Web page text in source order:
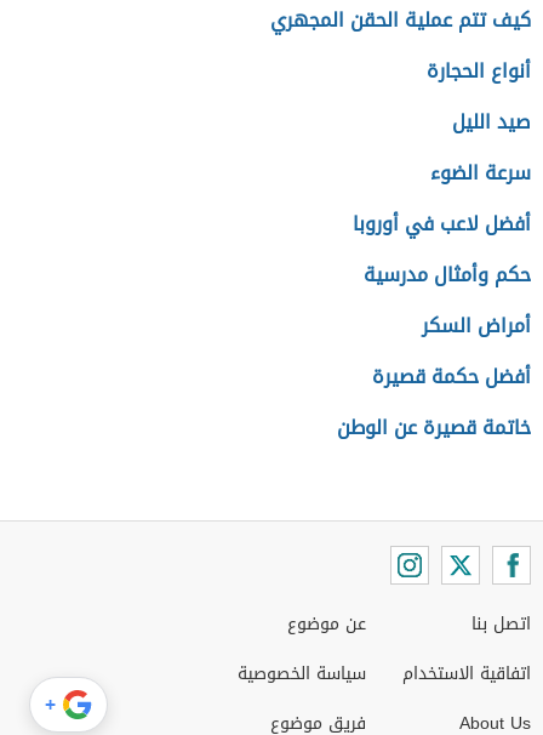
كيف تتم عملية الحقن المجهري
أنواع الحجارة
صيد الليل
سرعة الضوء
أفضل لاعب في أوروبا
حكم وأمثال مدرسية
أمراض السكر
أفضل حكمة قصيرة
خاتمة قصيرة عن الوطن
اتصل بنا
اتفاقية الاستخدام
About Us
عن موضوع
سياسة الخصوصية
فريق موضوع
+